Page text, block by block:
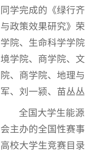
同学完成的《绿行
与政策效果研究》
学院、生命科学学
境学院、商学院、
院、商学院、地理
军、刘一颍、苗丛
全国大学生能
会主办的全国性赛
高校大学生竞赛目